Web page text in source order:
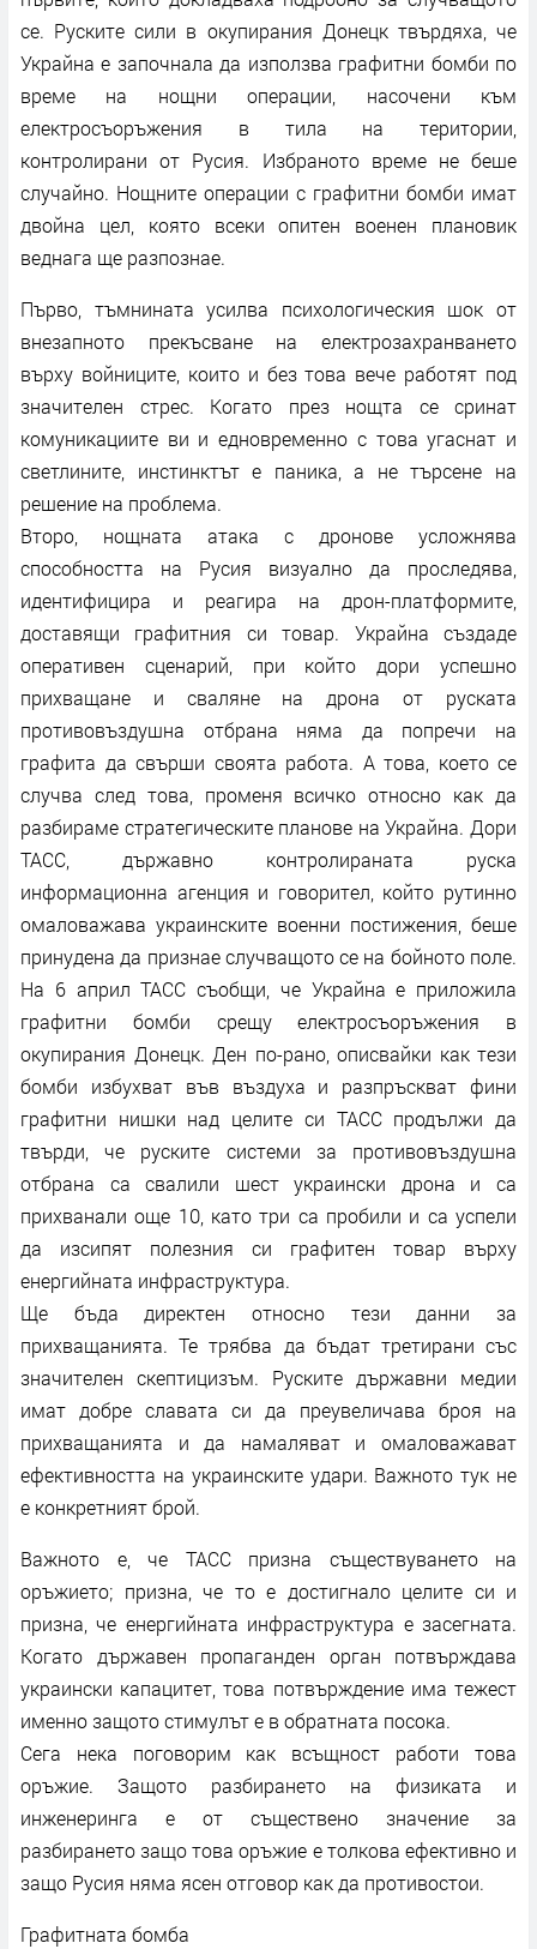
се. Руските сили в окупирания Донецк твърдяха, че
Украйна е започнала да използва графитни бомби по
време на нощни операции, насочени към
електросъоръжения в тила на територии,
контролирани от Русия. Избраното време не беше
случайно. Нощните операции с графитни бомби имат
двойна цел, която всеки опитен военен плановик
веднага ще разпознае.
Първо, тъмнината усилва психологическия шок от
внезапното прекъсване на електрозахранването
върху войниците, които и без това вече работят под
значителен стрес. Когато през нощта се сринат
комуникациите ви и едновременно с това угаснат и
светлините, инстинктът е паника, а не търсене на
решение на проблема.
Второ, нощната атака с дронове усложнява
способността на Русия визуално да проследява,
идентифицира и реагира на дрон-платформите,
доставящи графитния си товар. Украйна създаде
оперативен сценарий, при който дори успешно
прихващане и сваляне на дрона от руската
противовъздушна отбрана няма да попречи на
графита да свърши своята работа. А това, което се
случва след това, променя всичко относно как да
разбираме стратегическите планове на Украйна. Дори
ТАСС, държавно контролираната руска
информационна агенция и говорител, който рутинно
омаловажава украинските военни постижения, беше
принудена да признае случващото се на бойното поле.
На 6 април ТАСС съобщи, че Украйна е приложила
графитни бомби срещу електросъоръжения в
окупирания Донецк. Ден по-рано, описвайки как тези
бомби избухват във въздуха и разпръскват фини
графитни нишки над целите си ТАСС продължи да
твърди, че руските системи за противовъздушна
отбрана са свалили шест украински дрона и са
прихванали още 10, като три са пробили и са успели
да изсипят полезния си графитен товар върху
енергийната инфраструктура.
Ще бъда директен относно тези данни за
прихващанията. Те трябва да бъдат третирани със
значителен скептицизъм. Руските държавни медии
имат добре славата си да преувеличава броя на
прихващанията и да намаляват и омаловажават
ефективността на украинските удари. Важното тук не
е конкретният брой.
Важното е, че ТАСС призна съществуването на
оръжието; призна, че то е достигнало целите си и
призна, че енергийната инфраструктура е засегната.
Когато държавен пропаганден орган потвърждава
украински капацитет, това потвърждение има тежест
именно защото стимулът е в обратната посока.
Сега нека поговорим как всъщност работи това
оръжие. Защото разбирането на физиката и
инженеринга е от съществено значение за
разбирането защо това оръжие е толкова ефективно и
защо Русия няма ясен отговор как да противостои.
Графитната бомба